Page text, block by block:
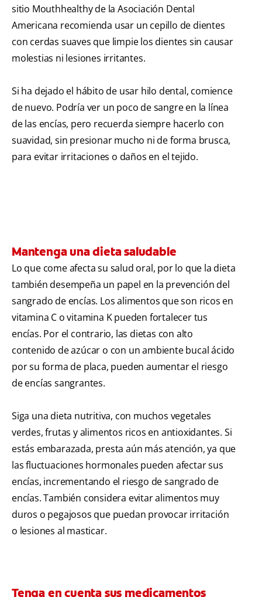
sitio Mouthhealthy de la Asociación Dental
Americana recomienda usar un cepillo de dientes
con cerdas suaves que limpie los dientes sin causar
molestias ni lesiones irritantes.
Si ha dejado el hábito de usar hilo dental, comience
de nuevo. Podría ver un poco de sangre en la línea
de las encías, pero recuerda siempre hacerlo con
suavidad, sin presionar mucho ni de forma brusca,
para evitar irritaciones o daños en el tejido.
Mantenga una dieta saludable
Lo que come afecta su salud oral, por lo que la dieta
también desempeña un papel en la prevención del
sangrado de encías. Los alimentos que son ricos en
vitamina C o vitamina K pueden fortalecer tus
encías. Por el contrario, las dietas con alto
contenido de azúcar o con un ambiente bucal ácido
por su forma de placa, pueden aumentar el riesgo
de encías sangrantes.
Siga una dieta nutritiva, con muchos vegetales
verdes, frutas y alimentos ricos en antioxidantes. Si
estás embarazada, presta aún más atención, ya que
las fluctuaciones hormonales pueden afectar sus
encías, incrementando el riesgo de sangrado de
encías. También considera evitar alimentos muy
duros o pegajosos que puedan provocar irritación
o lesiones al masticar.
Tenga en cuenta sus medicamentos